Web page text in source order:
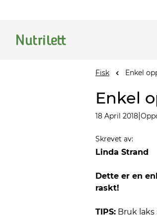
Fisk Enkel
Enkel
18 April 2018
Skrevet av:
Linda Strand
Dette er en
raskt!
TIPS: Bruk